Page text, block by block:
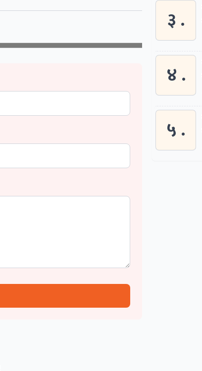
३ .
४ .
५ .